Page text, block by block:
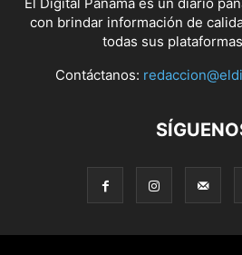
con brindar información de
todas sus
Contáctanos: